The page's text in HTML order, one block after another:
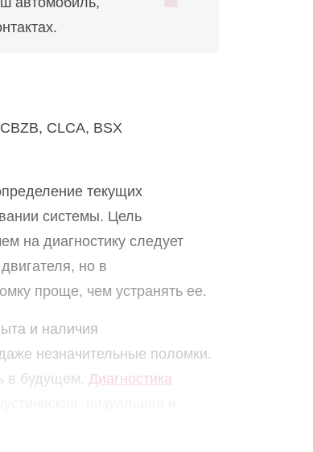
CLCA, BSX
текущих
системы. Цель
на диагностику следует
но в
проще, чем устранять ее.
и наличия
незначительные поломки.
в будущем. Диагностика